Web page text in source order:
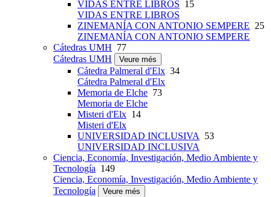
VIDAS ENTRE LIBROS 15
VIDAS ENTRE LIBROS
ZINEMANÍA CON ANTONIO SEMPERE 25
ZINEMANÍA CON ANTONIO SEMPERE
Cátedras UMH 77
Cátedras UMH
Veure més
Cátedra Palmeral d'Elx 34
Cátedra Palmeral d'Elx
Memoria de Elche 73
Memoria de Elche
Misteri d'Elx 14
Misteri d'Elx
UNIVERSIDAD INCLUSIVA
53
UNIVERSIDAD INCLUSIVA
Ciencia, Economía, Investigación, Medio Ambiente y
Tecnología 149
Ciencia, Economía, Investigación, Medio Ambiente y
Tecnología
Veure més